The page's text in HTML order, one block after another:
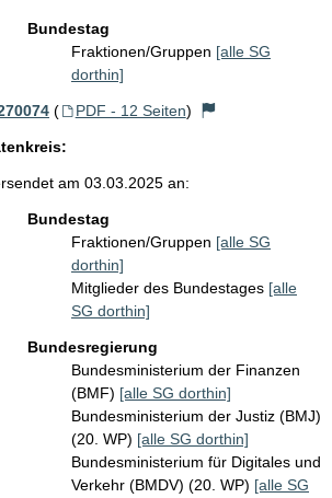
Bundestag
Fraktionen/Gruppen [alle SG
dorthin]
( PDF - 12 Seiten)
am 03.03.2025 an:
Bundestag
Fraktionen/Gruppen [alle SG
dorthin]
Mitglieder des Bundestages [alle
SG dorthin]
Bundesregierung
Bundesministerium der Finanzen
(BMF) [alle SG dorthin]
Bundesministerium der Justiz (BMJ)
(20. WP) [alle SG dorthin]
Bundesministerium für Digitales und
Verkehr (BMDV) (20. WP) [alle SG